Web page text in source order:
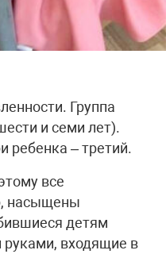
Группа
и семи лет).
ребенка – третий.
все
насыщены
детям
руками, входящие в